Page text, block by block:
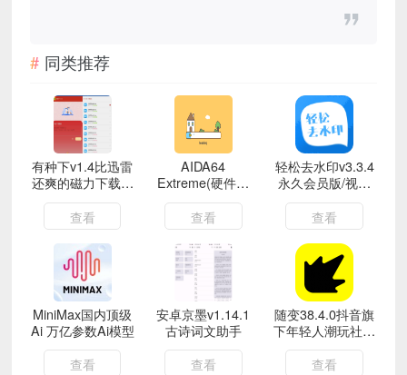
同类推荐
有种下v1.4比迅雷
还爽的磁力下载工
具
查看
AIDA64
Extreme(硬件检
测工具)v8.00注册
版
查看
轻松去水印v3.3.4
永久会员版/视频
去水印工具
查看
MiniMax国内顶级
Ai 万亿参数Ai模型
查看
安卓京墨v1.14.1
古诗词文助手
查看
随变38.4.0抖音旗
下年轻人潮玩社区
沉浸式刷短视频
查看